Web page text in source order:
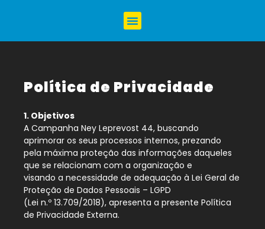
Política de Privacidade
1. Objetivos
A Campanha Ney Leprevost 44, buscando
aprimorar os seus processos internos, prezando
pela máxima proteção das informações daqueles
que se relacionam com a organização e
visando a necessidade de adequação à Lei Geral de
Proteção de Dados Pessoais – LGPD
(Lei n.º 13.709/2018), apresenta a presente Política
de Privacidade Externa.